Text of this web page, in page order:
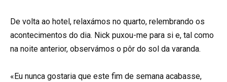
De volta ao hotel, relaxámos no quarto, relembrando os
acontecimentos do dia. Nick puxou-me para si e, tal como
na noite anterior, observámos o pôr do sol da varanda.
«Eu nunca gostaria que este fim de semana acabasse,